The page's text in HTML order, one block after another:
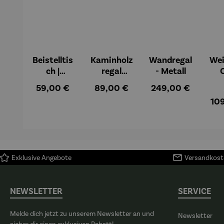
Beistelltis
ch |
z –
Regulärer Preis:
59,00 €
Kaminholz
regal
Regulärer Preis:
89,00 €
Wandregal
- Metall
Regulärer Preis:
249,00 €
Exklusive Angebote
NEWSLETTER
Melde dich jetzt zu unserem Newsletter an und
SERVICE
Newsletter